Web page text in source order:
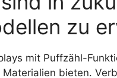
zu
mit Puffzähl-
bieten.